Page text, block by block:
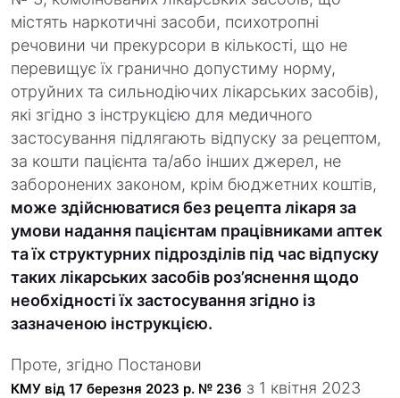
містять наркотичні засоби, психотропні
речовини чи прекурсори в кількості, що не
перевищує їх гранично допустиму норму,
отруйних та сильнодіючих лікарських засобів),
які згідно з інструкцією для медичного
застосування підлягають відпуску за рецептом,
за кошти пацієнта та/або інших джерел, не
заборонених законом, крім бюджетних коштів,
може здійснюватися без рецепта лікаря за
умови надання пацієнтам працівниками аптек
та їх структурних підрозділів під час відпуску
таких лікарських засобів роз’яснення щодо
необхідності їх застосування згідно із
зазначеною інструкцією.
Проте, згідно Постанови
КМУ від 17 березня 2023 р. № 236 з 1 квітня 2023